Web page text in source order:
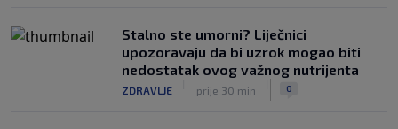
Stalno ste umorni? Liječnici
upozoravaju da bi uzrok mogao biti
nedostatak ovog važnog nutrijenta
ZDRAVLJE prije 30 min 0